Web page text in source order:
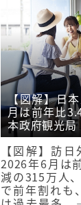
【図解】日
月は前年比
本政府観光局
【図解】訪日
2026年6月は
減の315万人
で前年割れも